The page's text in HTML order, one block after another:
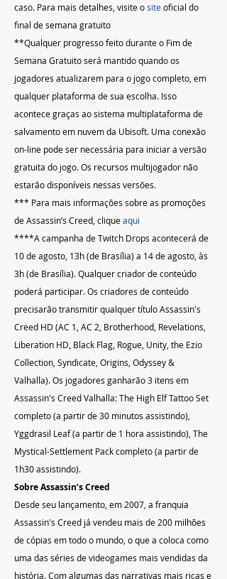
caso. Para mais detalhes, visite o site oficial do
final de semana gratuito
**Qualquer progresso feito durante o Fim de
Semana Gratuito será mantido quando os
jogadores atualizarem para o jogo completo, em
qualquer plataforma de sua escolha. Isso
acontece graças ao sistema multiplataforma de
salvamento em nuvem da Ubisoft. Uma conexão
on-line pode ser necessária para iniciar a versão
gratuita do jogo. Os recursos multijogador não
estarão disponíveis nessas versões.
*** Para mais informações sobre as promoções
de Assassin’s Creed, clique aqui
****A campanha de Twitch Drops acontecerá de
10 de agosto, 13h (de Brasília) a 14 de agosto, às
3h (de Brasília). Qualquer criador de conteúdo
poderá participar. Os criadores de conteúdo
precisarão transmitir qualquer título Assassin's
Creed HD (AC 1, AC 2, Brotherhood, Revelations,
Liberation HD, Black Flag, Rogue, Unity, the Ezio
Collection, Syndicate, Origins, Odyssey &
Valhalla). Os jogadores ganharão 3 itens em
Assassin's Creed Valhalla: The High Elf Tattoo Set
completo (a partir de 30 minutos assistindo),
Yggdrasil Leaf (a partir de 1 hora assistindo), The
Mystical-Settlement Pack completo (a partir de
1h30 assistindo).
Sobre Assassin’s Creed
Desde seu lançamento, em 2007, a franquia
Assassin's Creed já vendeu mais de 200 milhões
de cópias em todo o mundo, o que a coloca como
uma das séries de videogames mais vendidas da
história. Com algumas das narrativas mais ricas e